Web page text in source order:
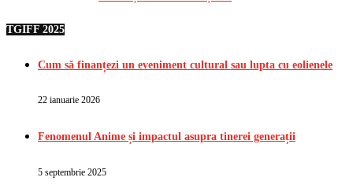
TGIFF 2025
Cum să finanțezi un eveniment cultural sau lupta cu eolienele
22 ianuarie 2026
Fenomenul Anime și impactul asupra tinerei generații
5 septembrie 2025